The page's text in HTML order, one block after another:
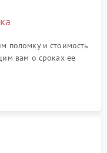
поломку и стоимость
вам о сроках ее